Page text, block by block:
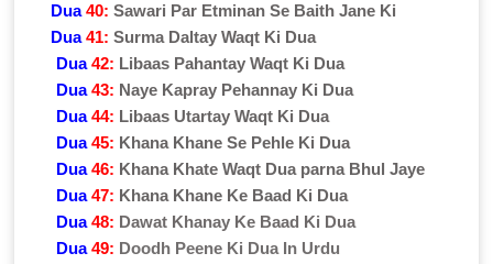
Dua 40: Sawari Par Etminan Se Baith Jane Ki
Dua41: Surma Daltay Waqt Ki Dua
Dua 42: Libaas Pahantay Waqt Ki Dua
Dua 43: Naye Kapray Pehannay Ki Dua
Dua 44: Libaas Utartay Waqt Ki Dua
Dua 45: Khana Khane Se Pehle Ki Dua
Dua 46: Khana Khate Waqt Dua parna Bhul Jaye
Dua 47: Khana Khane Ke Baad Ki Dua
Dua 48: Dawat Khanay Ke Baad Ki Dua
Dua 49: Doodh Peene Ki Dua In Urdu